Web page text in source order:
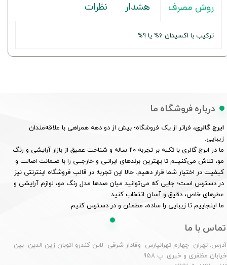
روش مصرف هشدار نظرات
ترکیب با اکسیدان 6% یا 9%
درباره فروشگاه ما
ایرج گالری، فراتر از یک فروشگاه؛ بیش از دو دهه همراهی با علاقه‌مندان
زیبایی.
ما در ایرج گالری با تکیه بر تجربه ۲۰ ساله و شناخت عمیق از بازار آرایشی و رنگ
مو، تلاش می‌کنیــم تا بهترین برندهای ایرانـی و خارجــی را با ضـمانت اصالت و
کیفیت در اختیار شما قرار دهیم. حالا این تجربه در قالب فروشگاه اینترنتی نیز
در دسترس است؛ جایی که می‌توانید میان صدها مدل رنگ مو، لوازم آرایشی و
عطرهای خاص، دقیق و آسان انتخاب کنید.
ما اینجاییم تا زیبایی را ساده، مطمئن و در دسترس کنیم.
تماس با ما
آدرس: تهران- چهارم تهرانپارس- وفادار شرقی لاین کندرو اتوبان زین الدین- بین
خیابان مظفری و خیری. پ 958